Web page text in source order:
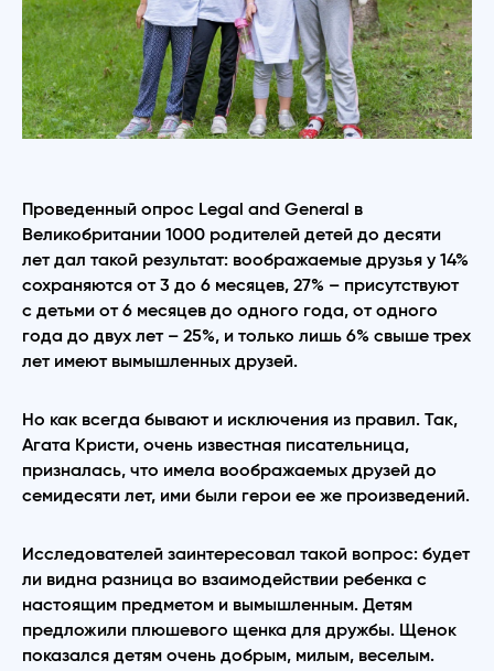
Проведенный опрос Legal and General в
Великобритании 1000 родителей детей до десяти
лет дал такой результат: воображаемые друзья у 14%
сохраняются от 3 до 6 месяцев, 27% – присутствуют
с детьми от 6 месяцев до одного года, от одного
года до двух лет – 25%, и только лишь 6% свыше трех
лет имеют вымышленных друзей.
Но как всегда бывают и исключения из правил. Так,
Агата Кристи, очень известная писательница,
призналась, что имела воображаемых друзей до
семидесяти лет, ими были герои ее же произведений.
Исследователей заинтересовал такой вопрос: будет
ли видна разница во взаимодействии ребенка с
настоящим предметом и вымышленным. Детям
предложили плюшевого щенка для дружбы. Щенок
показался детям очень добрым, милым, веселым.